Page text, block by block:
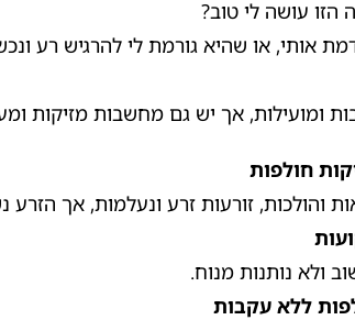
עושה לי טוב?
אותי, או שהיא גורמת לי להרגיש רע
ומועילות, אך יש גם מחשבות מזיקות
חולפות
והולכות, זורעות זרע ונעלמות, אך הזרע
ולא נותנות מנוח.
ללא עקבות